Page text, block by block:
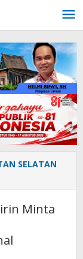
SELATAN
Minta